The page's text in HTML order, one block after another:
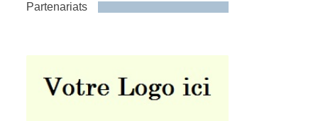
Partenariats